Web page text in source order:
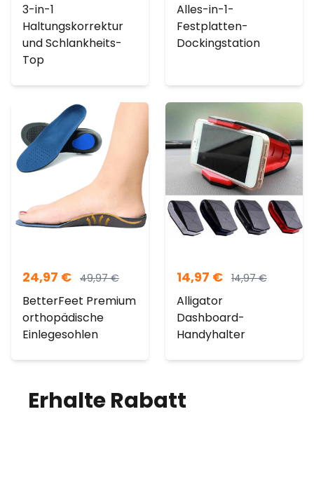
3-in-1
Haltungskorrektur
und Schlankheits-
Top
Alles-in-1-
Festplatten-
Dockingstation
24,97 € 49,97€
BetterFeet Premium
orthopädische
Einlegesohlen
14,97 € 14,97€
Alligator
Dashboard-
Handyhalter
Erhalte Rabatt